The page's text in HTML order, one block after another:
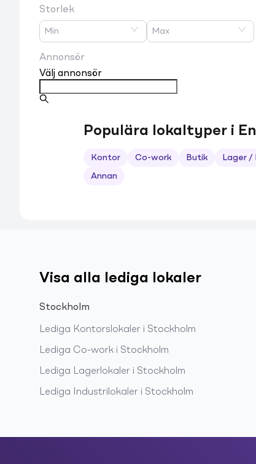
Storlek
Min Max
Annonsör
Välj annonsör
Populära lokaltyper i
Kontor Co-work Butik Lager /
Annan
Visa alla lediga lokaler
Stockholm
Lediga Kontorslokaler i Stockholm
Lediga Co-work i Stockholm
Lediga Lagerlokaler i Stockholm
Lediga Industrilokaler i Stockholm